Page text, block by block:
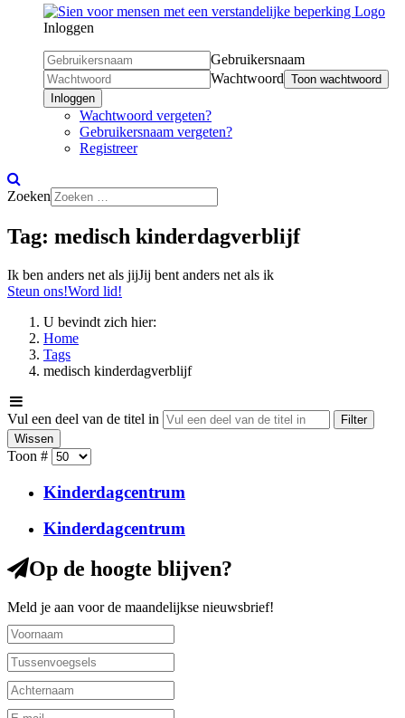
Inloggen
Gebruikersnaam
Wachtwoord Toon wachtwoord
Inloggen
Wachtwoord vergeten?
Gebruikersnaam vergeten?
Registreer
Zoeken
Tag: medisch kinderdagverblijf
Ik ben anders net als jijJij bent anders net als ik
Steun ons!Word lid!
U bevindt zich hier:
Home
Tags
medisch kinderdagverblijf
Vul een deel van de titel in
Filter
Wissen
Toon #
Kinderdagcentrum
Kinderdagcentrum
Op de hoogte blijven?
Meld je aan voor de maandelijkse nieuwsbrief!